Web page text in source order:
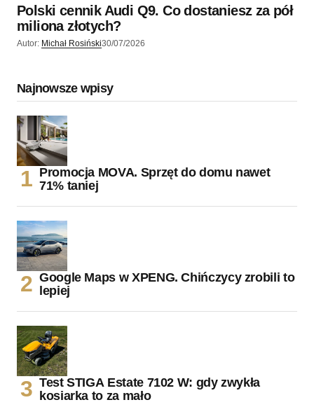
Polski cennik Audi Q9. Co dostaniesz za pół
miliona złotych?
Autor: Michał Rosiński30/07/2026
Najnowsze wpisy
Promocja MOVA. Sprzęt do domu nawet
71% taniej
Google Maps w XPENG. Chińczycy zrobili to
lepiej
Test STIGA Estate 7102 W: gdy zwykła
kosiarka to za mało